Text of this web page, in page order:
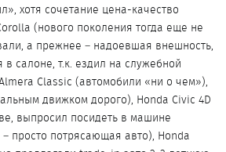
хотя сочетание цена-качество
(нового поколения тогда еще не
а прежнее – надоевшая внешность,
в салоне, т.к. ездил на служебной
Classic (автомобили «ни о чем»),
движком дорого), Honda Civic 4D
выпросил посидеть в машине
просто потрясающая авто), Honda